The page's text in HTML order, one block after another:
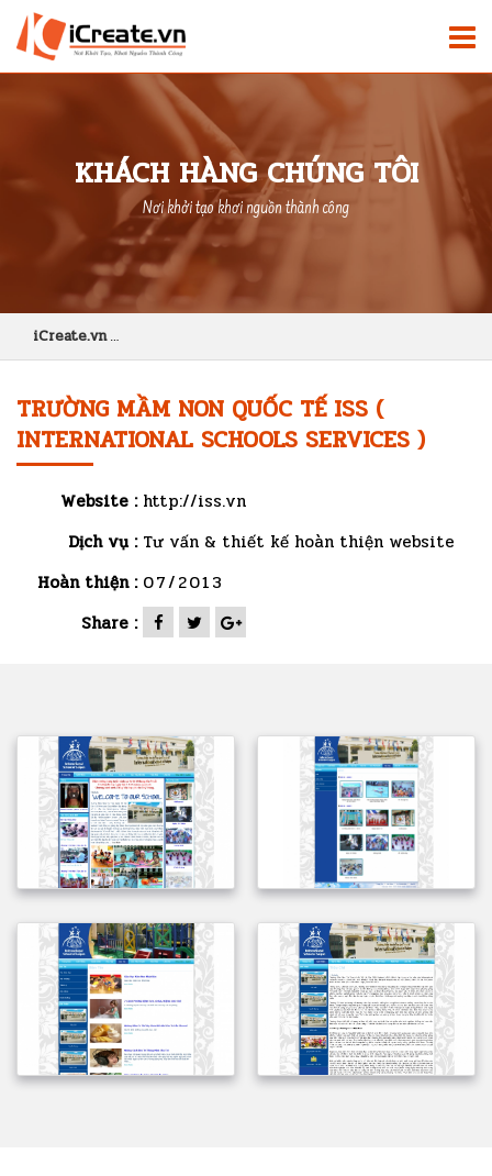
KHÁCH HÀNG CHÚNG TÔI
Nơi khởi tạo khơi nguồn thành công
iCreate.vn
TRƯỜNG MẦM NON QUỐC TẾ ISS (
INTERNATIONAL SCHOOLS SERVICES )
Website : http://iss.vn
Dịch vụ : Tư vấn & thiết kế hoàn thiện website
Hoàn thiện : 07/2013
Share :